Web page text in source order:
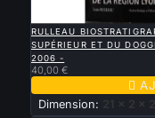
RULLEAU
SUPÉRIEUR ET DU
2006 -
40,00 €

Dimension: 21 x 2 x